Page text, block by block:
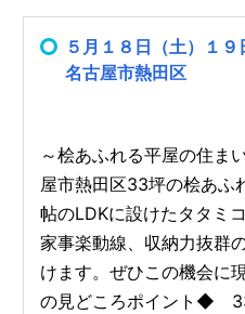
５月１８日（土）１
名古屋市熱田区
～桧あふれる平屋の住ま
屋市熱田区33坪の桧あふ
帖のLDKに設けたタタミ
家事楽動線、収納力抜群
けます。ぜひこの機会に
の見どころポイント◆